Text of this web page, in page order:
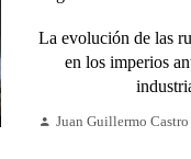
La evolución de las
en los imperios
Juan Guillermo Castro